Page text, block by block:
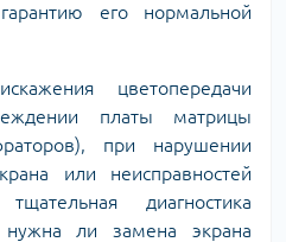
его нормальной
цветопередачи
платы матрицы
при нарушении
или неисправностей
диагностика
ли замена экрана